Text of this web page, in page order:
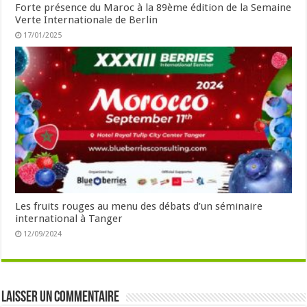
Forte présence du Maroc à la 89ème édition de la Semaine
Verte Internationale de Berlin
17/01/2025
Les fruits rouges au menu des débats d’un séminaire
international à Tanger
12/09/2024
Laisser un commentaire